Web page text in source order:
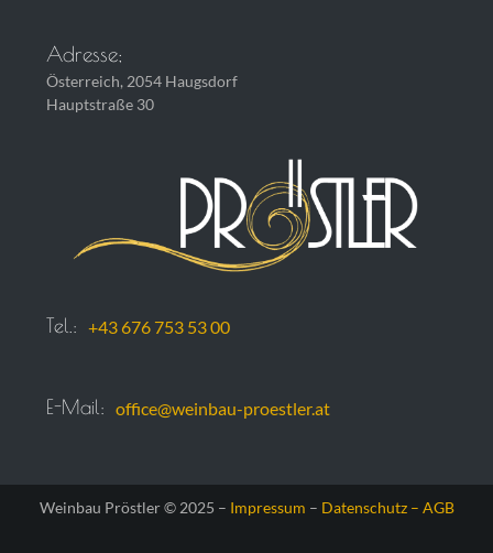
Adresse;
Österreich, 2054 Haugsdorf
Hauptstraße 30
Tel.: +43 676 753 53 00
E-Mail: office@weinbau-proestler.at
Weinbau Pröstler © 2025 – Impressum – Datenschutz – AGB